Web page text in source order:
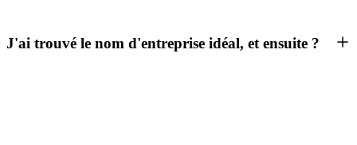
J'ai trouvé le nom d'entreprise idéal, et ensuite ?